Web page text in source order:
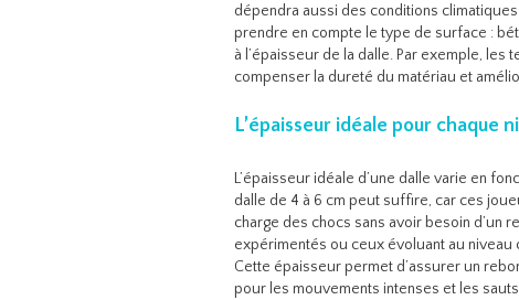
dépendra aussi des conditions
prendre en compte le type de surface :
à l’épaisseur de la dalle. Par exemple,
compenser la dureté du matériau et
L’épaisseur idéale pour chaque
L’épaisseur idéale d’une dalle varie en
dalle de 4 à 6 cm peut suffire, car ces
charge des chocs sans avoir besoin d’un
expérimentés ou ceux évoluant au
Cette épaisseur permet d’assurer un
pour les mouvements intenses et les